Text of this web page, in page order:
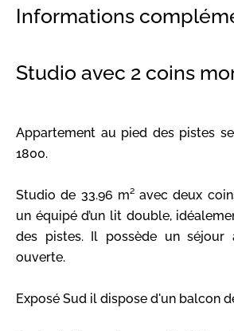
Informations
Studio avec 2 coins
Appartement au pied des pistes
1800.
Studio de 33.96 m² avec deux
un équipé d’un lit double,
des pistes. Il possède un séjour
ouverte.
Exposé Sud il dispose d'un balcon